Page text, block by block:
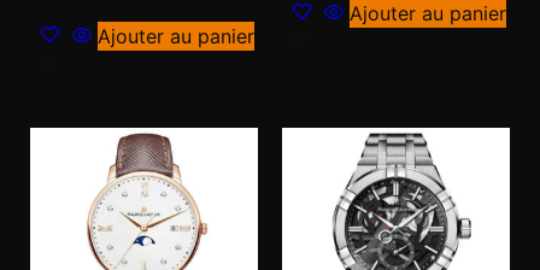
Ajouter au panier
Ajouter au panier